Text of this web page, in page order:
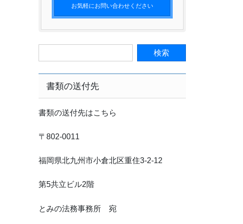
お気軽にお問い合わせください
書類の送付先
書類の送付先はこちら
〒802-0011
福岡県北九州市小倉北区重住3-2-12
第5共立ビル2階
とみの法務事務所 宛